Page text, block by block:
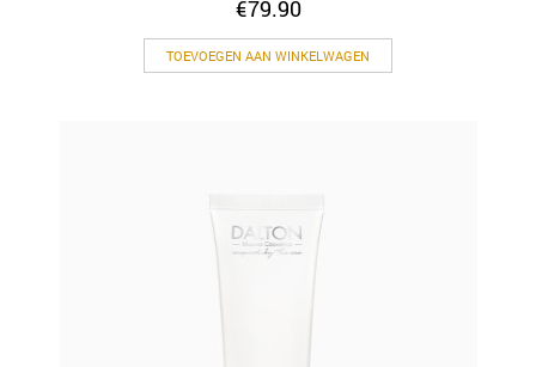
€79.90
TOEVOEGEN AAN WINKELWAGEN